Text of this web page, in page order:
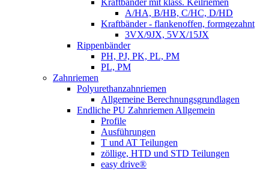
Kraftbänder mit klass. Keilriemen
A/HA, B/HB, C/HC, D/HD
Kraftbänder - flankenoffen, formgezahnt
3VX/9JX, 5VX/15JX
Rippenbänder
PH, PJ, PK, PL, PM
PL, PM
Zahnriemen
Polyurethanzahnriemen
Allgemeine Berechnungsgrundlagen
Endliche PU Zahnriemen Allgemein
Profile
Ausführungen
T und AT Teilungen
zöllige, HTD und STD Teilungen
easy drive®